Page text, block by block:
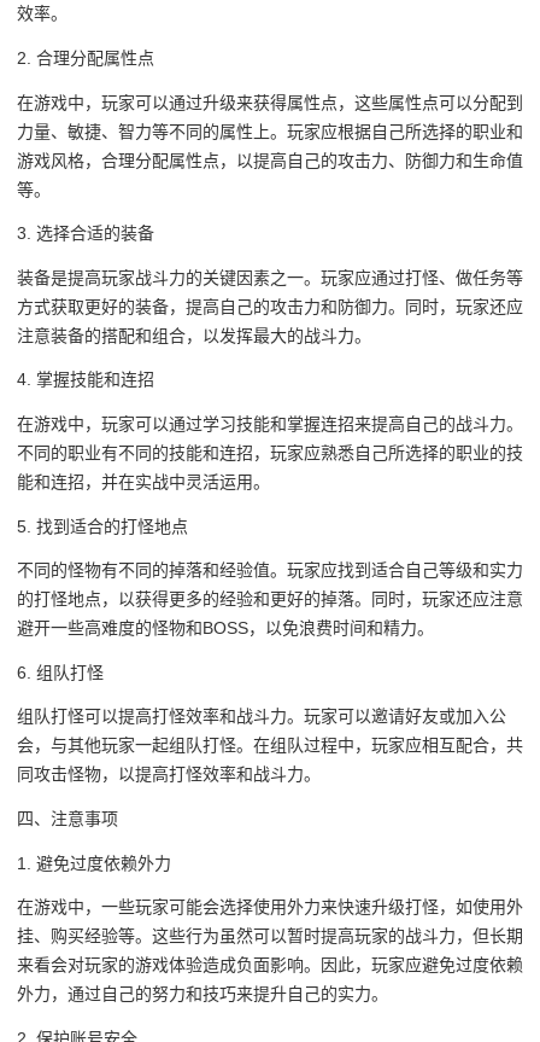
效率。
2. 合理分配属性点
在游戏中，玩家可以通过升级来获得属性点，这些属性点可以分配到
力量、敏捷、智力等不同的属性上。玩家应根据自己所选择的职业和
游戏风格，合理分配属性点，以提高自己的攻击力、防御力和生命值
等。
3. 选择合适的装备
装备是提高玩家战斗力的关键因素之一。玩家应通过打怪、做任务等
方式获取更好的装备，提高自己的攻击力和防御力。同时，玩家还应
注意装备的搭配和组合，以发挥最大的战斗力。
4. 掌握技能和连招
在游戏中，玩家可以通过学习技能和掌握连招来提高自己的战斗力。
不同的职业有不同的技能和连招，玩家应熟悉自己所选择的职业的技
能和连招，并在实战中灵活运用。
5. 找到适合的打怪地点
不同的怪物有不同的掉落和经验值。玩家应找到适合自己等级和实力
的打怪地点，以获得更多的经验和更好的掉落。同时，玩家还应注意
避开一些高难度的怪物和BOSS，以免浪费时间和精力。
6. 组队打怪
组队打怪可以提高打怪效率和战斗力。玩家可以邀请好友或加入公
会，与其他玩家一起组队打怪。在组队过程中，玩家应相互配合，共
同攻击怪物，以提高打怪效率和战斗力。
四、注意事项
1. 避免过度依赖外力
在游戏中，一些玩家可能会选择使用外力来快速升级打怪，如使用外
挂、购买经验等。这些行为虽然可以暂时提高玩家的战斗力，但长期
来看会对玩家的游戏体验造成负面影响。因此，玩家应避免过度依赖
外力，通过自己的努力和技巧来提升自己的实力。
2. 保护账号安全